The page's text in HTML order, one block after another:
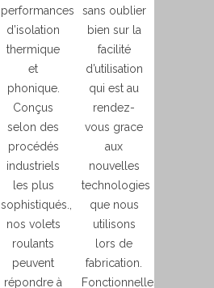
performances
d’isolation
thermique
et
phonique.
Conçus
selon des
procédés
industriels
les plus
sophistiqués.,
nos volets
roulants
peuvent
répondre à
sans oublier
bien sur la
facilité
d’utilisation
qui est au
rendez-
vous grace
aux
nouvelles
technologies
que nous
utilisons
lors de
fabrication.
Fonctionnelles,